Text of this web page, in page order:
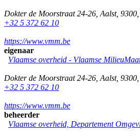
Dokter de Moorstraat 24-26 Aalst, 9300
+32 5 372 62 10
https://www.vmm.be
eigenaar
Vlaamse overheid - Vlaamse
Dokter de Moorstraat 24-26 Aalst, 9300
+32 5 372 62 10
https://www.vmm.be
beheerder
Vlaamse overheid, Departement